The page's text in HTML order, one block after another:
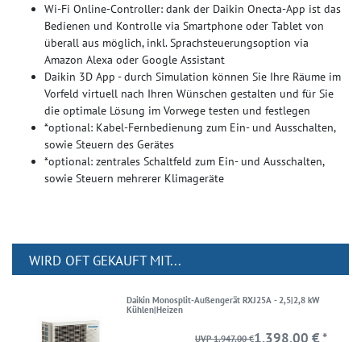
Wi-Fi Online-Controller: dank der Daikin Onecta-App ist das
Bedienen und Kontrolle via Smartphone oder Tablet von
überall aus möglich, inkl. Sprachsteuerungsoption via
Amazon Alexa oder Google Assistant
Daikin 3D App - durch Simulation können Sie Ihre Räume im
Vorfeld virtuell nach Ihren Wünschen gestalten und für Sie
die optimale Lösung im Vorwege testen und festlegen
*optional: Kabel-Fernbedienung zum Ein- und Ausschalten,
sowie Steuern des Gerätes
*optional: zentrales Schaltfeld zum Ein- und Ausschalten,
sowie Steuern mehrerer Klimageräte
WIRD OFT GEKAUFT MIT...
Daikin Monosplit-Außengerät RXJ25A - 2,5|2,8 kW
Kühlen|Heizen
UVP 1.947,00 €1.398,00 € *